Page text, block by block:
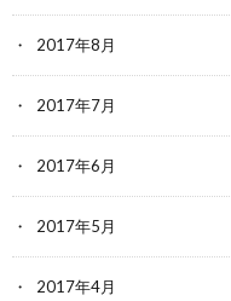
2017年8月
2017年7月
2017年6月
2017年5月
2017年4月